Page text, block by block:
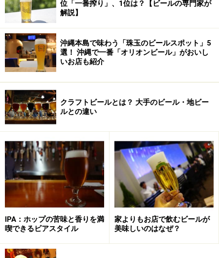
おすすめビール2 シメイ レッド
シメイ レッド
トラピスト・ビールは現在も修道院内で造られていま
す。自給自足の修道院にとってビールは栄養価が高く、
煮沸しているため腐 りにくい理想の飲み物だったので
す。シメイ レッドは透明感のあるブラウンで、若干の苦
味と麦芽の甘さのバランスが絶妙な味わいです。日本で
最も早く紹介された、ベルギービールの草分け的存在で
す。口の開いたグラスを傾けて、ゆっくりと注いで下さ
い。
位「一番搾り」、1位は？【ビールの専門家が
解説】
沖縄本島で味わう「珠玉のビールスポット」5
選！ 沖縄で一番「オリオンビール」がおいし
いお店も紹介
クラフトビールとは？ 大手のビール・地ビー
ルとの違い
IPA：ホップの苦味と香りを満
喫できるビアスタイル
家よりもお店で飲むビールが
美味しいのはなぜ？